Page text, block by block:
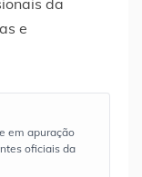
da
e
em apuração
oficiais da